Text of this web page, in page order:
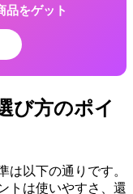
品をゲット
び方のポイ
は以下の通りです。
トは使いやすさ、還